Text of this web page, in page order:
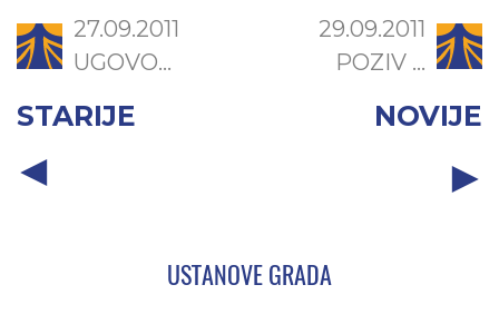
27.09.2011
UGOVO...
STARIJE
29.09.2011
POZIV ...
NOVIJE
USTANOVE GRADA